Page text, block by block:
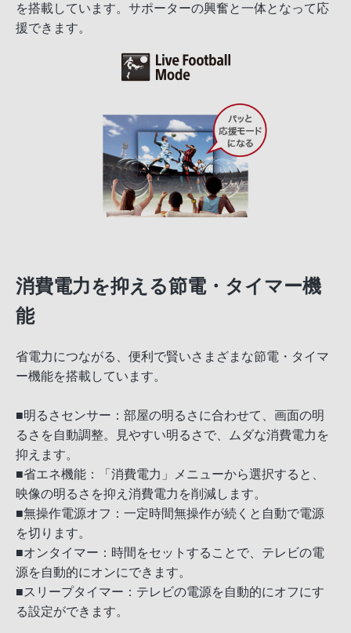
を搭載しています。サポーターの興奮と一体となって応
援できます。
消費電力を抑える節電・タイマー機
能
省電力につながる、便利で賢いさまざまな節電・タイマ
ー機能を搭載しています。
■明るさセンサー：部屋の明るさに合わせて、画面の明
るさを自動調整。見やすい明るさで、ムダな消費電力を
抑えます。
■省エネ機能：「消費電力」メニューから選択すると、
映像の明るさを抑え消費電力を削減します。
■無操作電源オフ：一定時間無操作が続くと自動で電源
を切ります。
■オンタイマー：時間をセットすることで、テレビの電
源を自動的にオンにできます。
■スリープタイマー：テレビの電源を自動的にオフにす
る設定ができます。